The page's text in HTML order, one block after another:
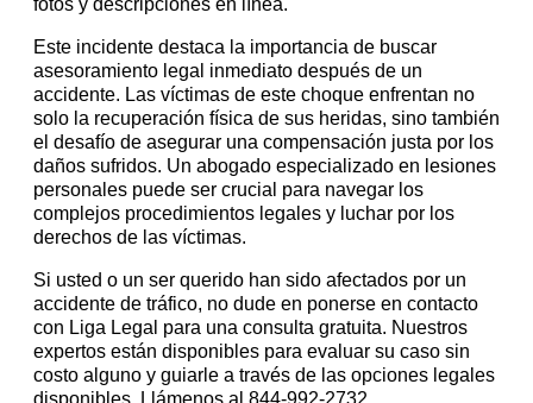
fotos y descripciones en línea.
Este incidente destaca la importancia de buscar
asesoramiento legal inmediato después de un
accidente. Las víctimas de este choque enfrentan no
solo la recuperación física de sus heridas, sino también
el desafío de asegurar una compensación justa por los
daños sufridos. Un abogado especializado en lesiones
personales puede ser crucial para navegar los
complejos procedimientos legales y luchar por los
derechos de las víctimas.
Si usted o un ser querido han sido afectados por un
accidente de tráfico, no dude en ponerse en contacto
con Liga Legal para una consulta gratuita. Nuestros
expertos están disponibles para evaluar su caso sin
costo alguno y guiarle a través de las opciones legales